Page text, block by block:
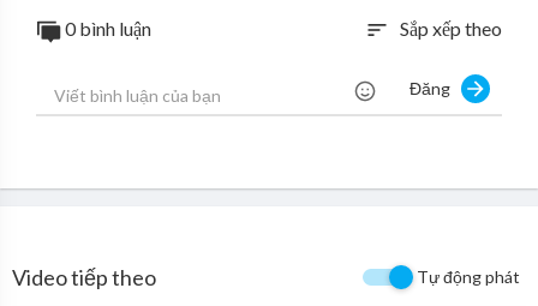
0 bình luận sort Sắp xếp theo
Đăng
Video tiếp theo Tự động phát